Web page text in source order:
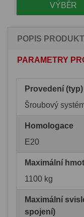
VÝBĚR
POPIS
PARAMETRY
Provedení (typ)
Šroubový
Homologace
E20
Maximální
1100 kg
Maximální
spojení)